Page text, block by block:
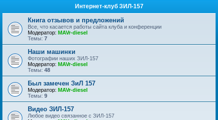
Интернет-клуб ЗИЛ-157
Книга отзывов и предложений
Все, что касается работы сайта клуба и конференции
Модератор: MAVr-diesel
Темы: 7
Наши машинки
Фотографии наших ЗИЛ-157
Модератор: MAVr-diesel
Темы: 48
Был замечен ЗиЛ 157
Модератор: MAVr-diesel
Темы: 9
Видео ЗИЛ-157
Любое видео связанное с ЗИЛ-157